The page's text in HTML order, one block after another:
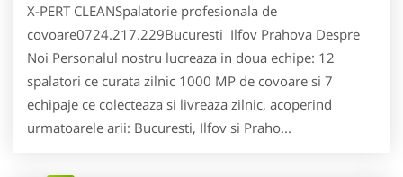
X-PERT CLEANSpalatorie profesionala de
covoare0724.217.229Bucuresti Ilfov Prahova Despre
Noi Personalul nostru lucreaza in doua echipe: 12
spalatori ce curata zilnic 1000 MP de covoare si 7
echipaje ce colecteaza si livreaza zilnic, acoperind
urmatoarele arii: Bucuresti, Ilfov si Praho...